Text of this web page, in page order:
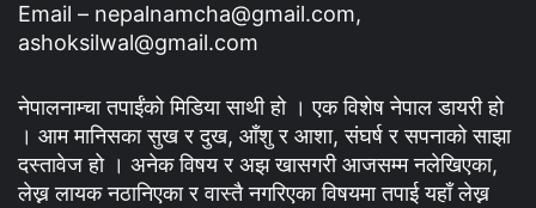
Email – nepalnamcha@gmail.com,
ashoksilwal@gmail.com
नेपालनाम्चा तपाईंको मिडिया साथी हो । एक विशेष नेपाल डायरी हो
। आम मानिसका सुख र दुख, आँशु र आशा, संघर्ष र सपनाको साझा
दस्तावेज हो । अनेक विषय र अझ खासगरी आजसम्म नलेखिएका,
लेख्न लायक नठानिएका र वास्तै नगरिएका विषयमा तपाई यहाँ लेख्न